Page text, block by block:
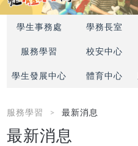
學生事務處 學務長室
服務學習
校安中心
學生發展中心 體育中心
服務學習 最新消息
最新消息